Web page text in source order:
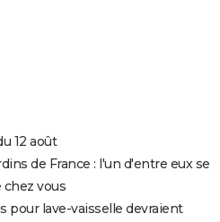
12 août
de France : l'un d'entre eux se
vous
pour lave-vaisselle devraient